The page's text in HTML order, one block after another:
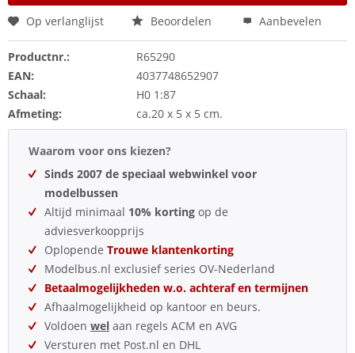
Op verlanglijst Beoordelen Aanbevelen
Productnr.:
R65290
EAN:
4037748652907
Schaal:
H0 1:87
Afmeting:
ca.20 x 5 x 5 cm.
Waarom voor ons kiezen?
Sinds 2007 de speciaal webwinkel voor
modelbussen
Altijd minimaal 10% korting op de
adviesverkoopprijs
Oplopende Trouwe klantenkorting
Modelbus.nl exclusief series OV-Nederland
Betaalmogelijkheden w.o. achteraf en termijnen
Afhaalmogelijkheid op kantoor en beurs.
Voldoen wel aan regels ACM en AVG
Versturen met Post.nl en DHL